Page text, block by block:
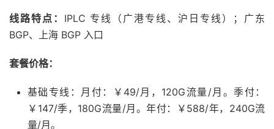
线路特点： IPLC 专线（广港专线、沪日专线）；广东
BGP、上海 BGP 入口
套餐价格：
基础专线：月付：￥49/月，120G流量/月。季付：
￥147/季，180G流量/月。年付：￥588/年，240G流
量/月。